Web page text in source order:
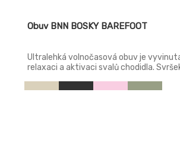
Obuv BNN BOSKY BAREFOOT
Ultralehká volnočasová obuv je
relaxaci a aktivaci svalů chodidla.